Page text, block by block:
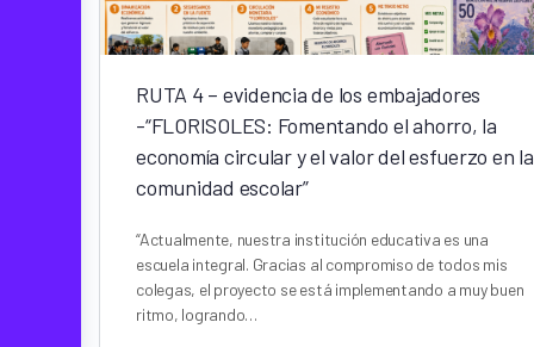
RUTA 4 – evidencia de los embajadores
-“FLORISOLES: Fomentando el ahorro, la
economía circular y el valor del esfuerzo en la
comunidad escolar”
“Actualmente, nuestra institución educativa es una
escuela integral. Gracias al compromiso de todos mis
colegas, el proyecto se está implementando a muy buen
ritmo, logrando…